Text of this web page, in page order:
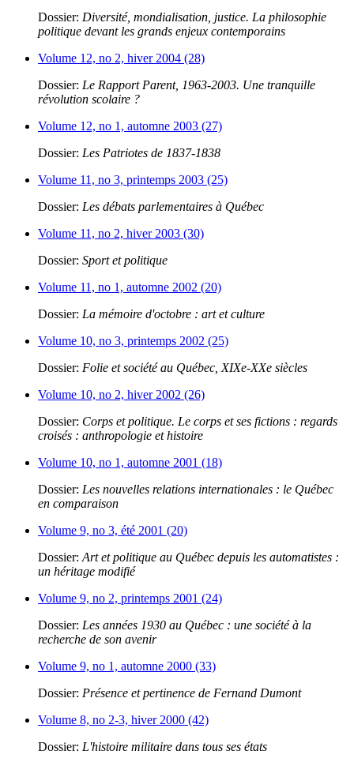
Dossier: Diversité, mondialisation, justice. La philosophie
politique devant les grands enjeux contemporains
Volume 12, no 2, hiver 2004 (28)
Dossier: Le Rapport Parent, 1963-2003. Une tranquille
révolution scolaire ?
Volume 12, no 1, automne 2003 (27)
Dossier: Les Patriotes de 1837-1838
Volume 11, no 3, printemps 2003 (25)
Dossier: Les débats parlementaires à Québec
Volume 11, no 2, hiver 2003 (30)
Dossier: Sport et politique
Volume 11, no 1, automne 2002 (20)
Dossier: La mémoire d'octobre : art et culture
Volume 10, no 3, printemps 2002 (25)
Dossier: Folie et société au Québec, XIXe-XXe siècles
Volume 10, no 2, hiver 2002 (26)
Dossier: Corps et politique. Le corps et ses fictions : regards
croisés : anthropologie et histoire
Volume 10, no 1, automne 2001 (18)
Dossier: Les nouvelles relations internationales : le Québec
en comparaison
Volume 9, no 3, été 2001 (20)
Dossier: Art et politique au Québec depuis les automatistes :
un héritage modifié
Volume 9, no 2, printemps 2001 (24)
Dossier: Les années 1930 au Québec : une société à la
recherche de son avenir
Volume 9, no 1, automne 2000 (33)
Dossier: Présence et pertinence de Fernand Dumont
Volume 8, no 2-3, hiver 2000 (42)
Dossier: L'histoire militaire dans tous ses états